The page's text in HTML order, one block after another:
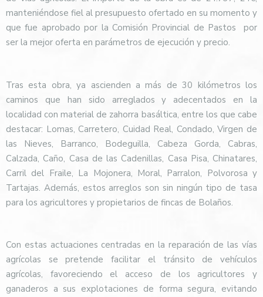
manteniéndose fiel al presupuesto ofertado en su momento y
que fue aprobado por la Comisión Provincial de Pastos por
ser la mejor oferta en parámetros de ejecución y precio.
Tras esta obra, ya ascienden a más de 30 kilómetros los
caminos que han sido arreglados y adecentados en la
localidad con material de zahorra basáltica, entre los que cabe
destacar: Lomas, Carretero, Cuidad Real, Condado, Virgen de
las Nieves, Barranco, Bodeguilla, Cabeza Gorda, Cabras,
Calzada, Caño, Casa de las Cadenillas, Casa Pisa, Chinatares,
Carril del Fraile, La Mojonera, Moral, Parralon, Polvorosa y
Tartajas. Además, estos arreglos son sin ningún tipo de tasa
para los agricultores y propietarios de fincas de Bolaños.
Con estas actuaciones centradas en la reparación de las vías
agrícolas se pretende facilitar el tránsito de vehículos
agrícolas, favoreciendo el acceso de los agricultores y
ganaderos a sus explotaciones de forma segura, evitando